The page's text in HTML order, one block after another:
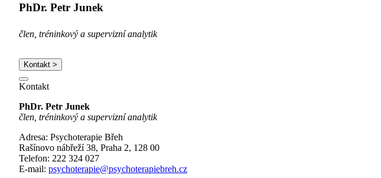
PhDr. Petr Junek
člen, tréninkový a supervizní analytik
Kontakt >
Kontakt
PhDr. Petr Junek
člen, tréninkový a supervizní analytik
Adresa: Psychoterapie Břeh
Rašínovo nábřeží 38, Praha 2, 128 00
Telefon: 222 324 027
E-mail: psychoterapie@psychoterapiebreh.cz